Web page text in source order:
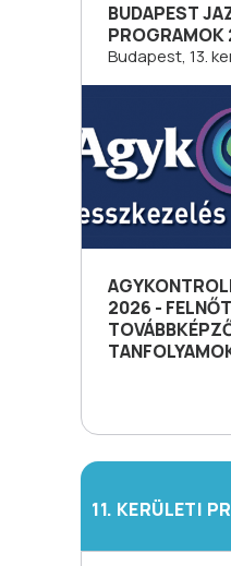
BUDAPEST
PROGRAMOK
Budapest, 13.
2026 -
11. KERÜLETI